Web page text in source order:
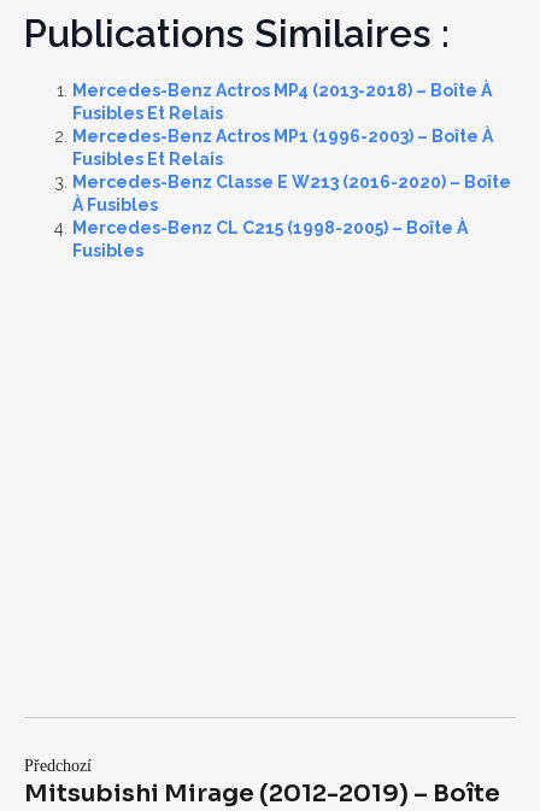
Publications Similaires :
Mercedes-Benz Actros MP4 (2013-2018) – Boîte À
Fusibles Et Relais
Mercedes-Benz Actros MP1 (1996-2003) – Boîte À
Fusibles Et Relais
Mercedes-Benz Classe E W213 (2016-2020) – Boîte
À Fusibles
Mercedes-Benz CL C215 (1998-2005) – Boîte À
Fusibles
Předchozí
Mitsubishi Mirage (2012-2019) – Boîte